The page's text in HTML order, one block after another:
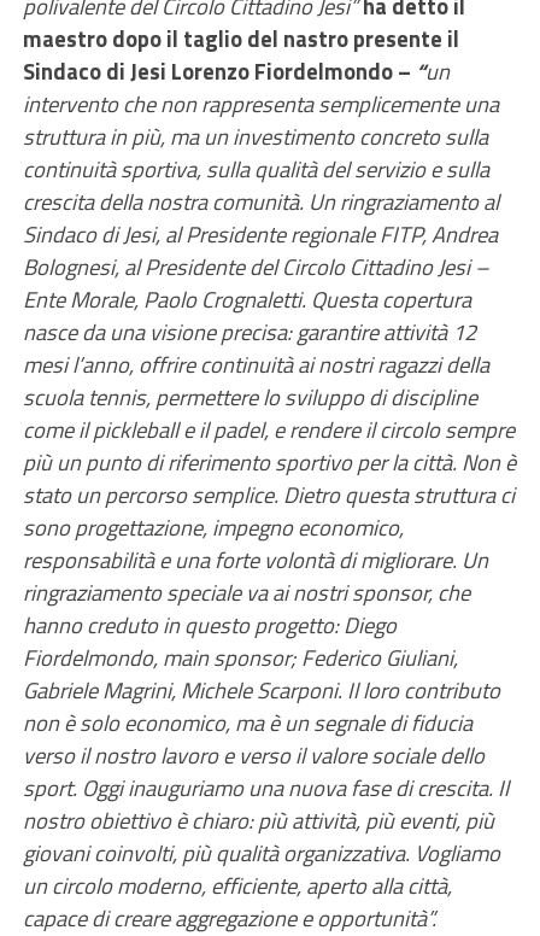
maestro dopo il taglio del nastro presente il
Sindaco di Jesi Lorenzo Fiordelmondo – “un
intervento che non rappresenta semplicemente una
struttura in più, ma un investimento concreto sulla
continuità sportiva, sulla qualità del servizio e sulla
crescita della nostra comunità. Un ringraziamento al
Sindaco di Jesi, al Presidente regionale FITP, Andrea
Bolognesi, al Presidente del Circolo Cittadino Jesi –
Ente Morale, Paolo Crognaletti. Questa copertura
nasce da una visione precisa: garantire attività 12
mesi l’anno, offrire continuità ai nostri ragazzi della
scuola tennis, permettere lo sviluppo di discipline
come il pickleball e il padel, e rendere il circolo sempre
più un punto di riferimento sportivo per la città. Non è
stato un percorso semplice. Dietro questa struttura ci
sono progettazione, impegno economico,
responsabilità e una forte volontà di migliorare. Un
ringraziamento speciale va ai nostri sponsor, che
hanno creduto in questo progetto: Diego
Fiordelmondo, main sponsor; Federico Giuliani,
Gabriele Magrini, Michele Scarponi. Il loro contributo
non è solo economico, ma è un segnale di fiducia
verso il nostro lavoro e verso il valore sociale dello
sport. Oggi inauguriamo una nuova fase di crescita. Il
nostro obiettivo è chiaro: più attività, più eventi, più
giovani coinvolti, più qualità organizzativa. Vogliamo
un circolo moderno, efficiente, aperto alla città,
capace di creare aggregazione e opportunità”.